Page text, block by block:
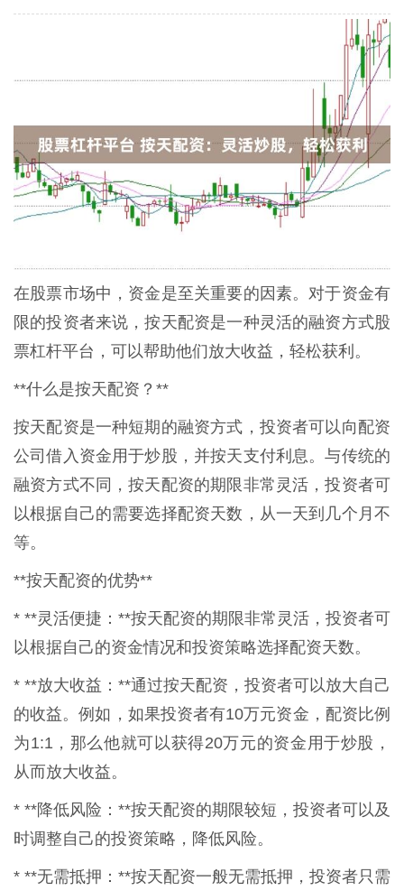
在股票市场中，资金是至关重要的因素。对于资金有
限的投资者来说，按天配资是一种灵活的融资方式股
票杠杆平台，可以帮助他们放大收益，轻松获利。
**什么是按天配资？**
按天配资是一种短期的融资方式，投资者可以向配资
公司借入资金用于炒股，并按天支付利息。与传统的
融资方式不同，按天配资的期限非常灵活，投资者可
以根据自己的需要选择配资天数，从一天到几个月不
等。
**按天配资的优势**
* **灵活便捷：**按天配资的期限非常灵活，投资者可
以根据自己的资金情况和投资策略选择配资天数。
* **放大收益：**通过按天配资，投资者可以放大自己
的收益。例如，如果投资者有10万元资金，配资比例
为1:1，那么他就可以获得20万元的资金用于炒股，
从而放大收益。
* **降低风险：**按天配资的期限较短，投资者可以及
时调整自己的投资策略，降低风险。
* **无需抵押：**按天配资一般无需抵押，投资者只需